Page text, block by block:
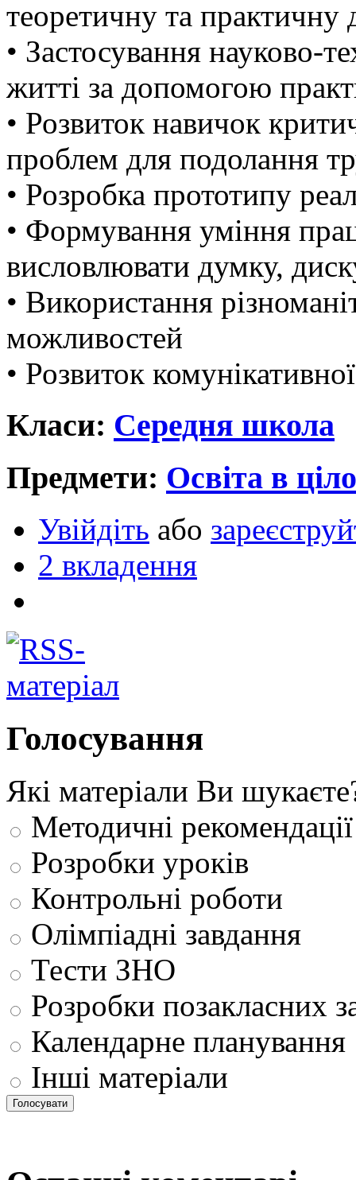
теоретичну та практичну
• Застосування науково-
житті за допомогою
• Розвиток навичок
проблем для подолання
• Розробка прототипу
• Формування уміння
висловлювати думку,
• Використання
можливостей
• Розвиток
Класи: Середня школа
Предмети: Освіта в
Увійдіть або
2 вкладення
Голосування
Які матеріали Ви
Методичні рекомендації
Розробки уроків
Контрольні роботи
Олімпіадні завдання
Тести ЗНО
Розробки позакласних
Календарне планування
Інші матеріали